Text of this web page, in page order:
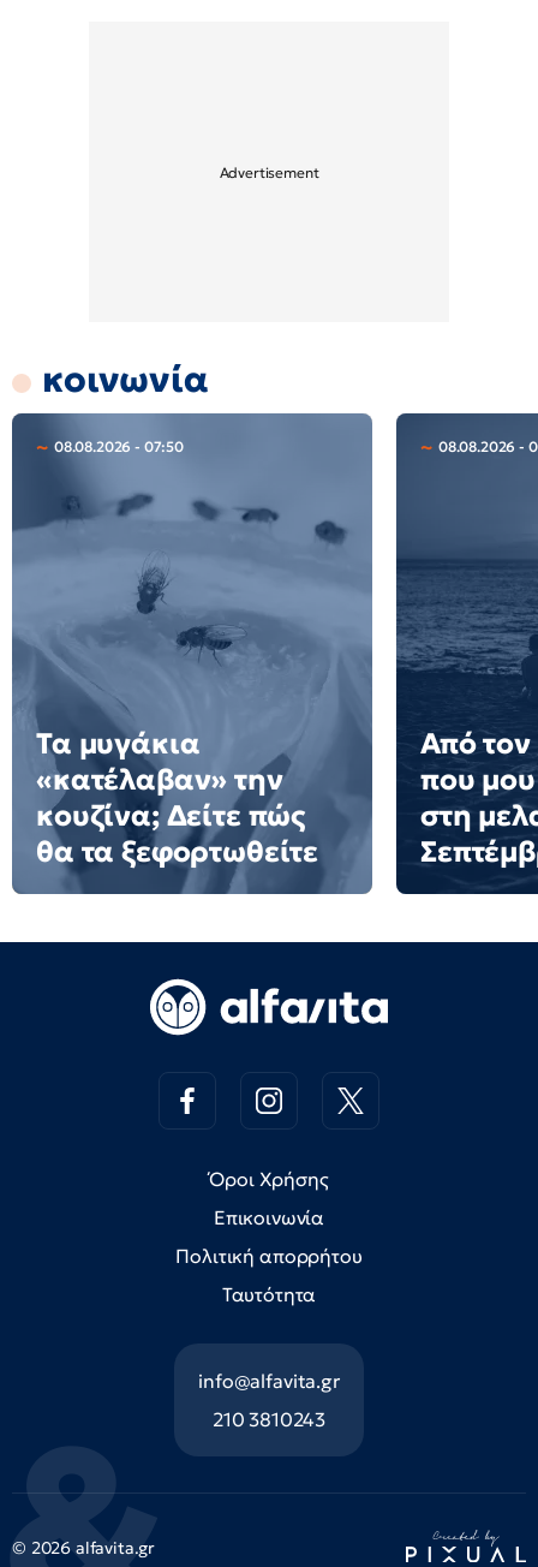
κοινωνία
08.08.2026 - 07:50
Τα μυγάκια
«κατέλαβαν» την
κουζίνα; Δείτε πώς
θα τα ξεφορτωθείτε
08.08.2026 -
Από
που
στη
Όροι Χρήσης
Επικοινωνία
Πολιτική απορρήτου
Ταυτότητα
info@alfavita.gr
210 3810243
© 2026 alfavita.gr